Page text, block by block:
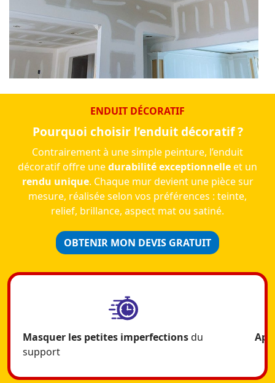
ENDUIT DÉCORATIF
Pourquoi choisir l’enduit décoratif ?
Contrairement à une simple peinture, l’enduit
décoratif offre unedurabilité exceptionnelleet un
rendu unique. Chaque mur devient une pièce sur
mesure, réalisée selon vos préférences : teinte,
relief, brillance, aspect mat ou satiné.
OBTENIR MON DEVIS GRATUIT
Masquer les petites imperfectionsdu
support